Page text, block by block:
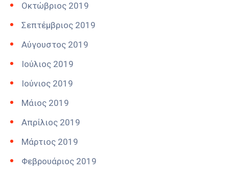
Οκτώβριος 2019
Σεπτέμβριος 2019
Αύγουστος 2019
Ιούλιος 2019
Ιούνιος 2019
Μάιος 2019
Απρίλιος 2019
Μάρτιος 2019
Φεβρουάριος 2019